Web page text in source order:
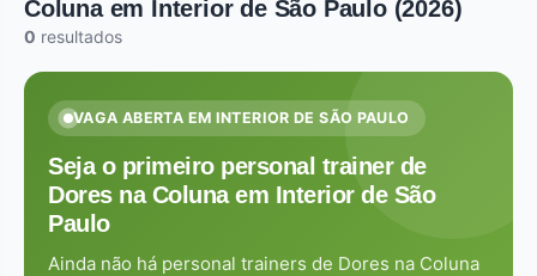
Coluna em Interior de São Paulo (2026)
0 resultados
VAGA ABERTA EM INTERIOR DE SÃO PAULO
Seja o primeiro personal trainer de
Dores na Coluna em Interior de São
Paulo
Ainda não há personal trainers de Dores na Coluna